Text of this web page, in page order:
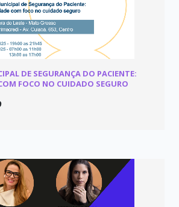
DE SEGURANÇA DO PACIENTE:
FOCO NO CUIDADO SEGURO